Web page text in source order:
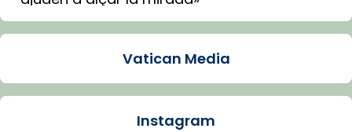
Mons. Sergi Gordo, bisbe de Tortosa, ha
Santes de Mataró.
🔗tinyurl.com/cvu5jmbk
Vatican Media
Instagram